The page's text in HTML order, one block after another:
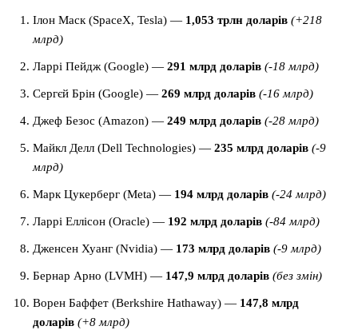
Ілон Маск (SpaceX, Tesla) — 1,053 трлн доларів (+218
млрд)
Ларрі Пейдж (Google) — 291 млрд доларів (-18 млрд)
Сергєй Брін (Google) — 269 млрд доларів (-16 млрд)
Джеф Безос (Amazon) — 249 млрд доларів (-28 млрд)
Майкл Делл (Dell Technologies) — 235 млрд доларів (-9
млрд)
Марк Цукерберг (Meta) — 194 млрд доларів (-24 млрд)
Ларрі Еллісон (Oracle) — 192 млрд доларів (-84 млрд)
Дженсен Хуанг (Nvidia) — 173 млрд доларів (-9 млрд)
Бернар Арно (LVMH) — 147,9 млрд доларів (без змін)
Ворен Баффет (Berkshire Hathaway) — 147,8 млрд
доларів (+8 млрд)